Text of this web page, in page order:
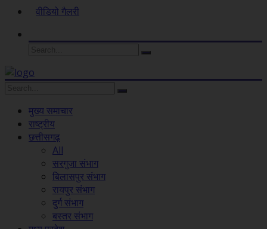
वीडियो गैलरी
मुख्य समाचार
राष्ट्रीय
छत्तीसगढ़
All
सरगुजा संभाग
बिलासपुर संभाग
रायपुर संभाग
दुर्ग संभाग
बस्तर संभाग